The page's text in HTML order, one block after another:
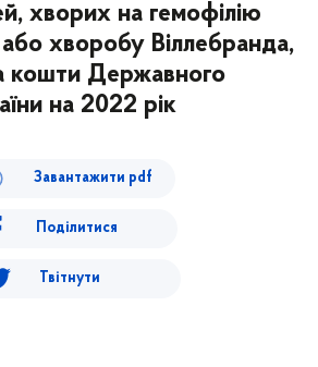
хворих на гемофілію
хворобу Віллебранда,
кошти Державного
на 2022 рік
Завантажити pdf
Поділитися
Твітнути